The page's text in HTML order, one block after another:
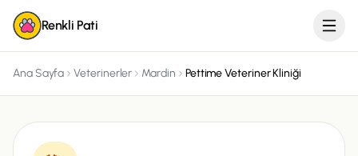
Renkli Pati
Ana Sayfa Veterinerler Mardin Pettime Veteriner Kliniği